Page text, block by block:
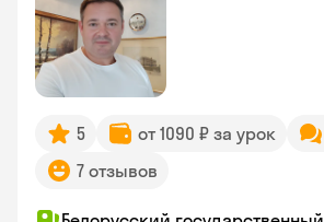
5 от 1090 ₽ за урок
7 отзывов